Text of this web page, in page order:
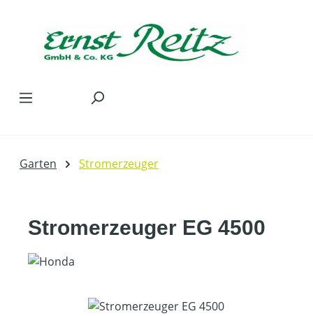
Garten Stromerzeuger
Stromerzeuger EG 4500
Bildergalerie überspringen